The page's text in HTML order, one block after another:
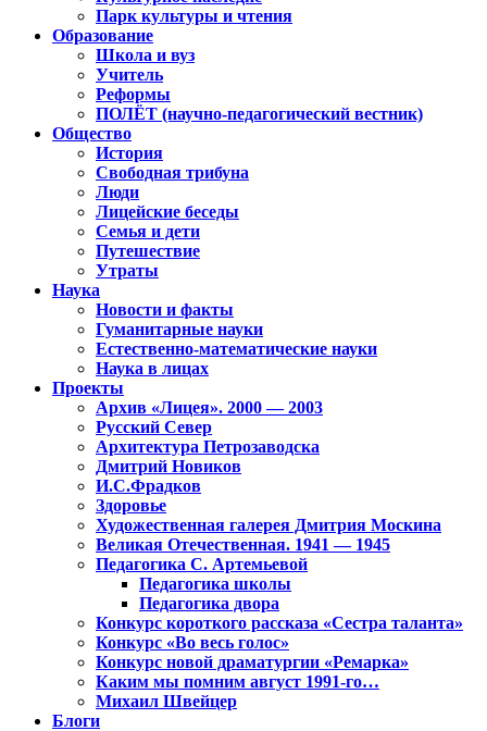
Парк культуры и чтения
Образование
Школа и вуз
Учитель
Реформы
ПОЛЁТ (научно-педагогический вестник)
Общество
История
Свободная трибуна
Люди
Лицейские беседы
Семья и дети
Путешествие
Утраты
Наука
Новости и факты
Гуманитарные науки
Естественно-математические науки
Наука в лицах
Проекты
Архив «Лицея». 2000 — 2003
Русский Север
Архитектура Петрозаводска
Дмитрий Новиков
И.С.Фрадков
Здоровье
Художественная галерея Дмитрия Москина
Великая Отечественная. 1941 — 1945
Педагогика С. Артемьевой
Педагогика школы
Педагогика двора
Конкурс короткого рассказа «Сестра таланта»
Конкурс «Во весь голос»
Конкурс новой драматургии «Ремарка»
Каким мы помним август 1991-го…
Михаил Швейцер
Блоги